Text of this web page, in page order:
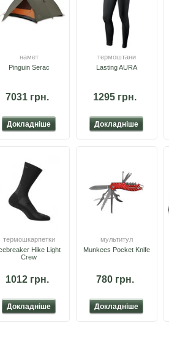
намет
Pinguin Serac
7031 грн.
Докладніше
термоштани
Lasting AURA
1295 грн.
Докладніше
термошкарпетки
Hike Light
Crew
1012 грн.
Докладніше
мультитул
Munkees Pocket Knife
780 грн.
Докладніше